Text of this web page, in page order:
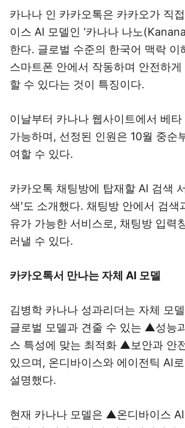
카나나 인 카카오톡은 카카오가 직
이스 AI 모델인 '카나나 나노
한다. 글로벌 수준의 한국어 맥락 이
스마트폰 안에서 작동하며 안전하
할 수 있다는 것이 특징이다.
이날부터 카나나 웹사이트에서 베타
가능하며, 선정된 인원은 10월 중순
여할 수 있다.
카카오톡 채팅방에 탑재할 AI 검색
색'도 소개했다. 채팅방 안에서 검색
유가 가능한 서비스로, 채팅방 입력
러낼 수 있다.
카카오톡서 만나는 자체 AI 모델
김병학 카나나 성과리더는 자체 모
글로벌 모델과 견줄 수 있는 ▲성능
스 특성에 맞는 최적화 ▲보안과 안
있으며, 온디바이스와 에이전틱 AI
설명했다.
현재 카나나 모델은 ▲온디바이스